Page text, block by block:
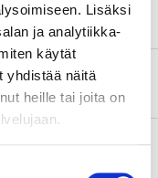
Lisäksi
ja analytiikka-
käytät
yhdistää näitä
heille tai joita on